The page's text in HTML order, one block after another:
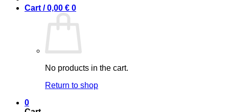
Cart /0,00 € 0
No products in the cart.
Return to shop
0